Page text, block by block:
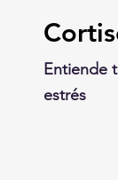
Entiende
estrés